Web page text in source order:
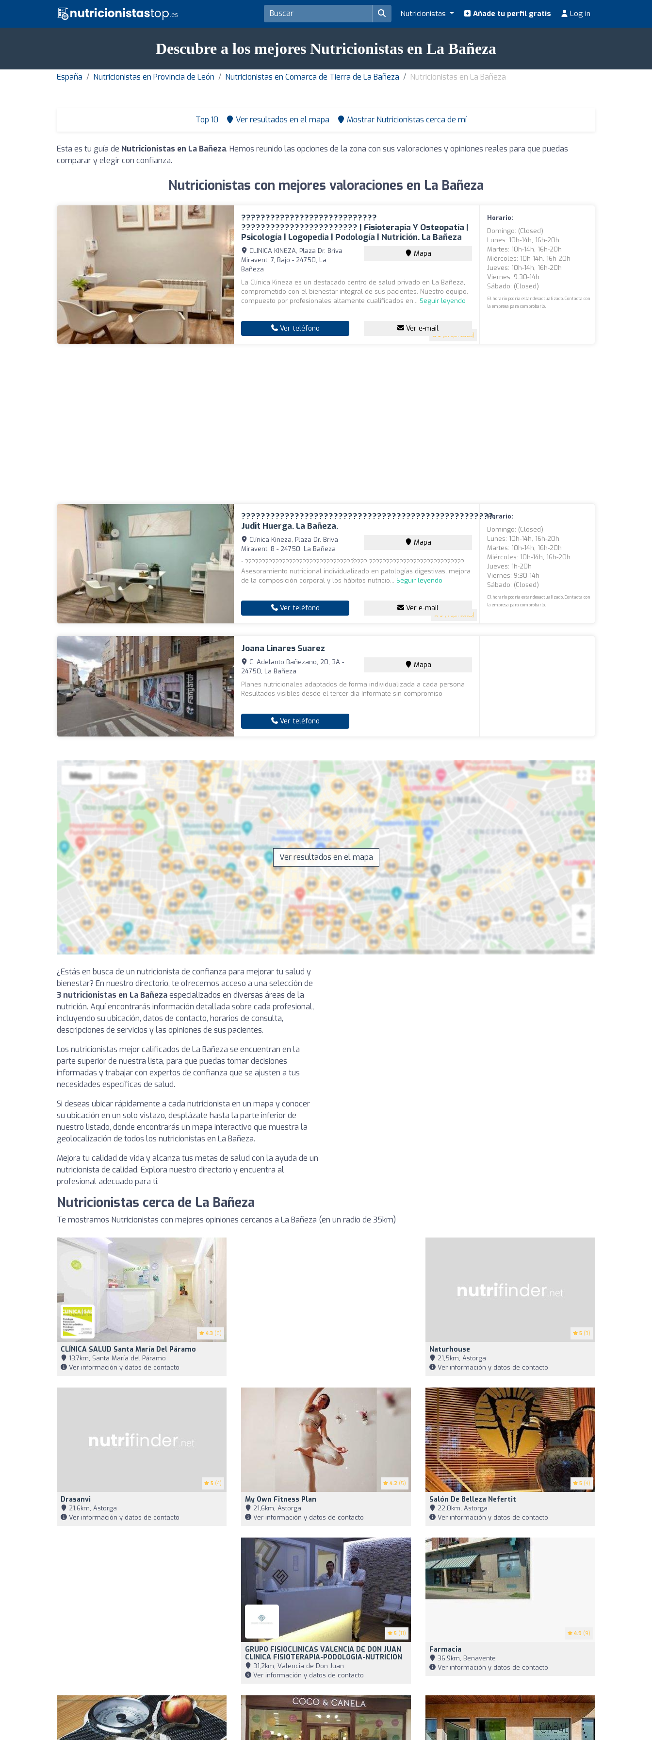
Nutricionistas Añade tu perfil gratis Log in
Descubre a los mejores Nutricionistas en La Bañeza
España Nutricionistas en Provincia de León Nutricionistas en Comarca de Tierra de La Bañeza Nutricionistas en La Bañeza
Top 10 Ver resultados en el mapa Mostrar Nutricionistas cerca de mí
Esta es tu guía de Nutricionistas en La Bañeza. Hemos reunido las opciones de la zona con sus valoraciones y opiniones reales para que puedas
comparar y elegir con confianza.
Nutricionistas con mejores valoraciones en La Bañeza
????????????????????????????
???????????????????????? | Fisioterapia Y Osteopatía |
Psicología | Logopedia | Podología | Nutrición. La Bañeza
5 (31 opiniones)
CLINICA KINEZA, Plaza Dr. Briva
Miravent, 7, Bajo - 24750, La
Bañeza
Mapa
La Clínica Kineza es un destacado centro de salud privado en La Bañeza,
comprometido con el bienestar integral de sus pacientes. Nuestro equipo,
compuesto por profesionales altamente cualificados en... Seguir leyendo
Ver teléfono Ver e-mail
Horario:
Domingo: (closed)
Lunes: 10h-14h, 16h-20h
Martes: 10h-14h, 16h-20h
Miércoles: 10h-14h, 16h-20h
Jueves: 10h-14h, 16h-20h
Viernes: 9:30-14h
Sábado: (closed)
El horario podría estar desactualizado. Contacta con
la empresa para comprobarlo.
????????????????????????????????????????????????????.
Judit Huerga. La Bañeza.
5 (4 opiniones)
Clínica Kineza, Plaza Dr. Briva
Miravent, 8 - 24750, La Bañeza
Mapa
• ????????????????????????????????́???? ????????????????????????????:
Asesoramiento nutricional individualizado en patologías digestivas, mejora
de la composición corporal y los hábitos nutricio... Seguir leyendo
Ver teléfono Ver e-mail
Horario:
Domingo: (closed)
Lunes: 10h-14h, 16h-20h
Martes: 10h-14h, 16h-20h
Miércoles: 10h-14h, 16h-20h
Jueves: 1h-20h
Viernes: 9:30-14h
Sábado: (closed)
El horario podría estar desactualizado. Contacta con
la empresa para comprobarlo.
Joana Linares Suarez
C. Adelanto Bañezano, 20, 3A -
24750, La Bañeza
Mapa
Planes nutricionales adaptados de forma individualizada a cada persona
Resultados visibles desde el tercer dia Informate sin compromiso
Ver teléfono
Ver resultados en el mapa
¿Estás en busca de un nutricionista de confianza para mejorar tu salud y
bienestar? En nuestro directorio, te ofrecemos acceso a una selección de
3 nutricionistas en La Bañezaespecializados en diversas áreas de la
nutrición. Aquí encontrarás información detallada sobre cada profesional,
incluyendo su ubicación, datos de contacto, horarios de consulta,
descripciones de servicios y las opiniones de sus pacientes.
Los nutricionistas mejor calificados de La Bañeza se encuentran en la
parte superior de nuestra lista, para que puedas tomar decisiones
informadas y trabajar con expertos de confianza que se ajusten a tus
necesidades específicas de salud.
Si deseas ubicar rápidamente a cada nutricionista en un mapa y conocer
su ubicación en un solo vistazo, desplázate hasta la parte inferior de
nuestro listado, donde encontrarás un mapa interactivo que muestra la
geolocalización de todos los nutricionistas en La Bañeza.
Mejora tu calidad de vida y alcanza tus metas de salud con la ayuda de un
nutricionista de calidad. Explora nuestro directorio y encuentra al
profesional adecuado para ti.
Nutricionistas cerca de La Bañeza
Te mostramos Nutricionistas con mejores opiniones cercanos a La Bañeza (en un radio de 35km)
4.3 (6)
CLÍNICA SALUD Santa María Del Páramo
13,7km, Santa María del Páramo
Ver información y datos de contacto
5 (3)
Naturhouse
21,5km, Astorga
Ver información y datos de contacto
5 (4)
Drasanvi
21,6km, Astorga
Ver información y datos de contacto
4.2 (5)
My Own Fitness Plan
21,6km, Astorga
Ver información y datos de contacto
5 (4)
Salón De Belleza Nefertit
22,0km, Astorga
Ver información y datos de contacto
5 (11)
GRUPO FISIOCLINICAS VALENCIA DE DON JUAN
CLINICA FISIOTERAPIA-PODOLOGIA-NUTRICION
31,2km, Valencia de Don Juan
Ver información y datos de contacto
4.9 (9)
Farmacia
36,9km, Benavente
Ver información y datos de contacto